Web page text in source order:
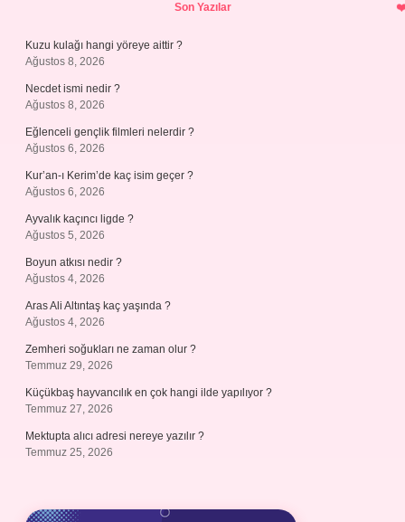
Son Yazılar
Kuzu kulağı hangi yöreye aittir ?
Ağustos 8, 2026
Necdet ismi nedir ?
Ağustos 8, 2026
Eğlenceli gençlik filmleri nelerdir ?
Ağustos 6, 2026
Kur’an-ı Kerim’de kaç isim geçer ?
Ağustos 6, 2026
Ayvalık kaçıncı ligde ?
Ağustos 5, 2026
Boyun atkısı nedir ?
Ağustos 4, 2026
Aras Ali Altıntaş kaç yaşında ?
Ağustos 4, 2026
Zemheri soğukları ne zaman olur ?
Temmuz 29, 2026
Küçükbaş hayvancılık en çok hangi ilde yapılıyor ?
Temmuz 27, 2026
Mektupta alıcı adresi nereye yazılır ?
Temmuz 25, 2026